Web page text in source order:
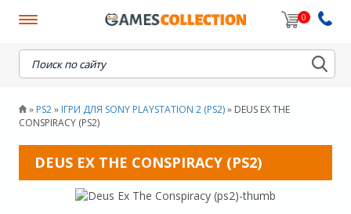
0
When autocomplete results are available use up and
» PS2 » ІГРИ ДЛЯ SONY PLAYSTATION 2 (PS2) » DEUS EX THE
CONSPIRACY (PS2)
DEUS EX THE CONSPIRACY (PS2)